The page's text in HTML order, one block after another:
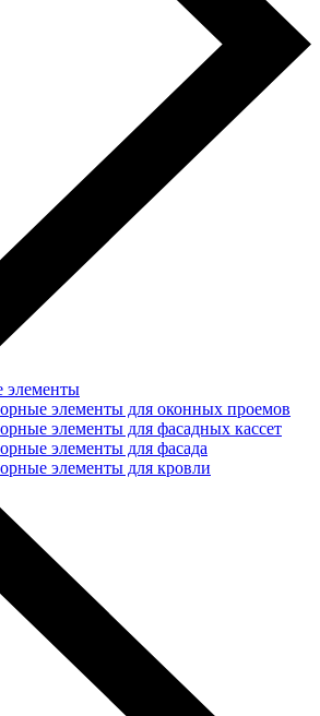
элементы
элементы для оконных проемов
элементы для фасадных кассет
элементы для фасада
элементы для кровли